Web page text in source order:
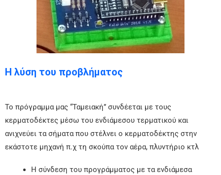
Η λύση του προβλήματος
Το πρόγραμμα μας “Ταμειακή” συνδέεται με τους
κερματοδέκτες μέσω του ενδιάμεσου τερματικού και
ανιχνεύει τα σήματα που στέλνει ο κερματοδέκτης στην
εκάστοτε μηχανή π.χ τη σκούπα τον αέρα, πλυντήριο κτλ
Η σύνδεση του προγράμματος με τα ενδιάμεσα